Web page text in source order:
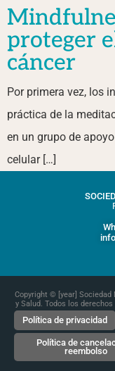
proteger
cáncer
Por primera vez, los
práctica de la
en un grupo de
celular […]
Copyright © [year] Sociedad
y Salud. Todos los derechos
Política de privacidad
Política de
reembolso